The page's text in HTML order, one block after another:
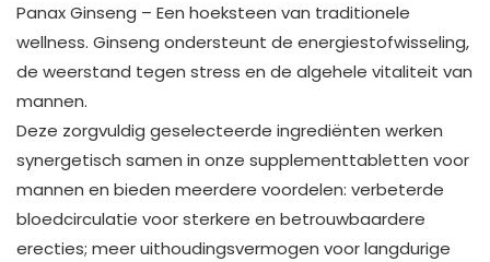
Panax Ginseng – Een hoeksteen van traditionele
wellness. Ginseng ondersteunt de energiestofwisseling,
de weerstand tegen stress en de algehele vitaliteit van
mannen.
Deze zorgvuldig geselecteerde ingrediënten werken
synergetisch samen in onze supplementtabletten voor
mannen en bieden meerdere voordelen: verbeterde
bloedcirculatie voor sterkere en betrouwbaardere
erecties; meer uithoudingsvermogen voor langdurige